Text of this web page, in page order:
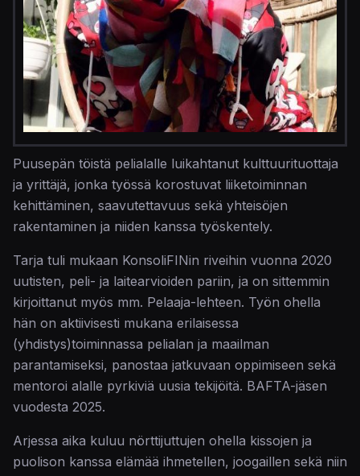
Puusepän töistä pelialalle luikahtanut kulttuurituottaja
ja yrittäjä, jonka työssä korostuvat liiketoiminnan
kehittäminen, saavutettavuus sekä yhteisöjen
rakentaminen ja niiden kanssa työskentely.
Tarja tuli mukaan KonsoliFINin riveihin vuonna 2020
uutisten, peli- ja laitearvioiden pariin, ja on sittemmin
kirjoittanut myös mm. Pelaaja-lehteen. Työn ohella
hän on aktiivisesti mukana erilaisessa
(yhdistys)toiminnassa pelialan ja maailman
parantamiseksi, panostaa jatkuvaan oppimiseen sekä
mentoroi alalle pyrkiviä uusia tekijöitä. BAFTA-jäsen
vuodesta 2025.
Arjessa aika kuluu nörttijuttujen ohella kissojen ja
puolison kanssa elämää ihmetellen, joogaillen sekä niin